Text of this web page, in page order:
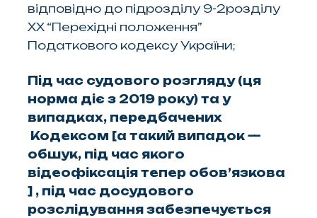
відповідно до підрозділу 9-2розділу
XX “Перехідні положення”
Податкового кодексу України;
Під час судового розгляду (ця
норма діє з 2019 року) та у
випадках, передбачених
Кодексом [а такий випадок —
обшук, під час якого
відеофіксація тепер обов’язкова
] , під час досудового
розслідування забезпечується